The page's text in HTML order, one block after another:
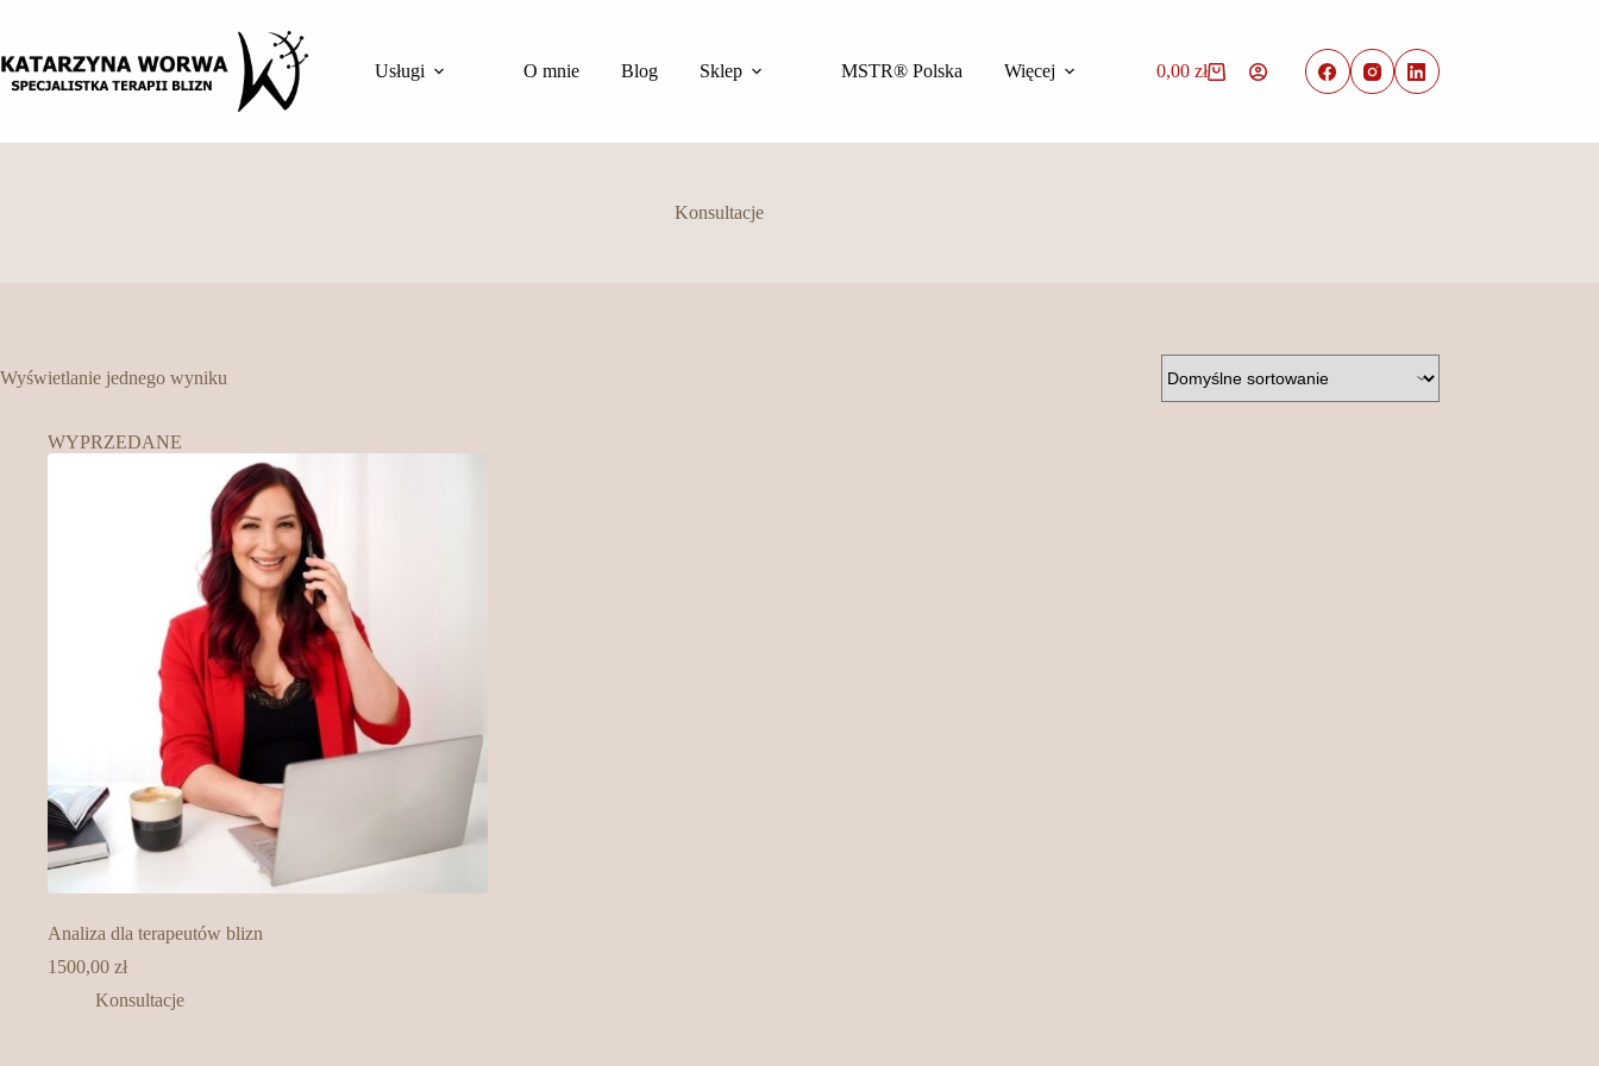
treści
Usługi
O mnie Blog Sklep MSTR® Polska Więcej Koszyk
0,00zł
Konsultacje
Wyświetlanie jednego wyniku
WYPRZEDANE
Analiza dla terapeutów blizn
1500,00 zł
Konsultacje